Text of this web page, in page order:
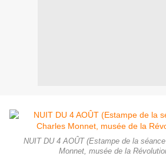
NUIT DU 4 AOÛT (Estampe de la
Monnet, musée de la